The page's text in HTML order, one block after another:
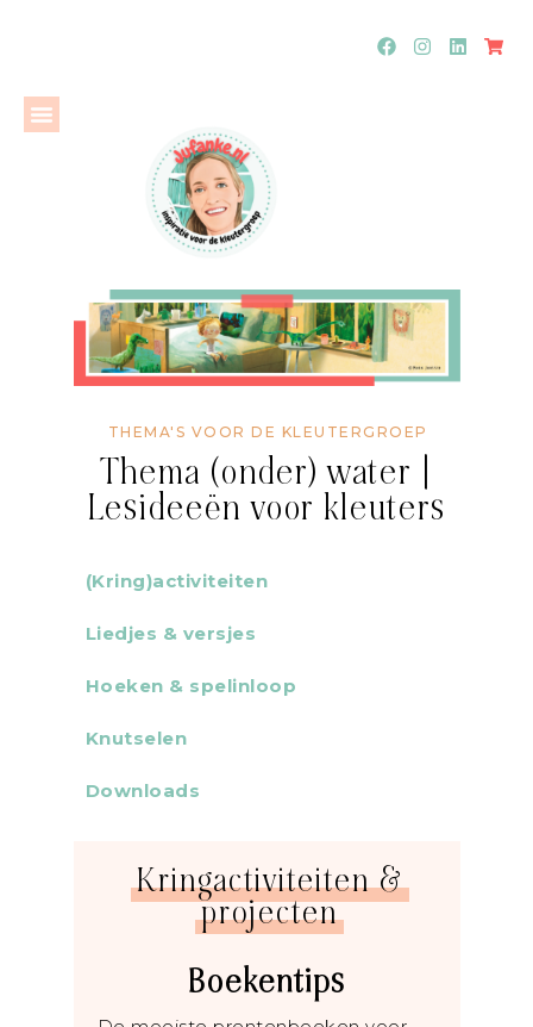
THEMA'S VOOR DE KLEUTERGROEP
Thema (onder) water |
Lesideeën voor kleuters
(Kring)activiteiten
Liedjes & versjes
Hoeken & spelinloop
Knutselen
Downloads
Kringactiviteiten &
projecten
Boekentips